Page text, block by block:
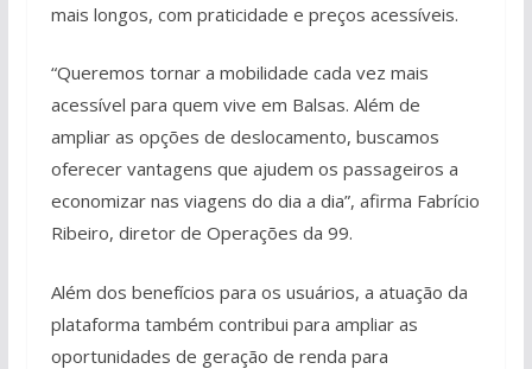
mais longos, com praticidade e preços acessíveis.
“Queremos tornar a mobilidade cada vez mais
acessível para quem vive em Balsas. Além de
ampliar as opções de deslocamento, buscamos
oferecer vantagens que ajudem os passageiros a
economizar nas viagens do dia a dia”, afirma Fabrício
Ribeiro, diretor de Operações da 99.
Além dos benefícios para os usuários, a atuação da
plataforma também contribui para ampliar as
oportunidades de geração de renda para